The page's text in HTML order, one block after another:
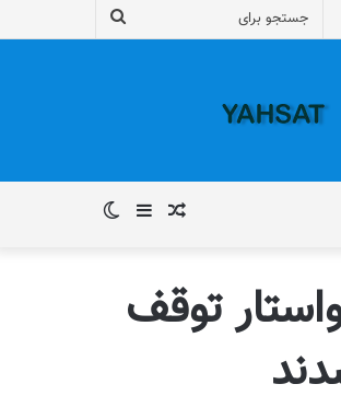
سایدبار نوشته
توقف